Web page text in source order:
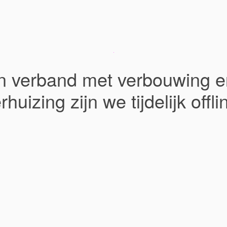
verband met verbouwing
zijn we tijdelijk